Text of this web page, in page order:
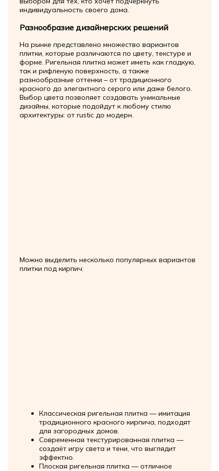
индивидуальность своего дома.
Разнообразие дизайнерских решений
На рынке представлено множество вариантов
плитки, которые различаются по цвету, текстуре и
форме. Ригельная плитка может иметь как гладкую,
так и рифленую поверхность, а также
разнообразные оттенки – от традиционного
красного до элегантного серого или даже белого.
Выбор цвета позволяет создавать уникальные
дизайны, которые подойдут к любому стилю
архитектуры: от rustic до модерн.
Можно выделить несколько популярных вариантов
плитки под кирпич:
Классическая ригельная плитка — имитация
традиционного красного кирпича, подходят
для загородных домов.
Современная текстурированная плитка —
создаёт игру света и тени, что выглядит
эффектно.
Плоская ригельная плитка — отличное